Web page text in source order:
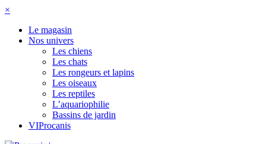
×
Le magasin
Nos univers
Les chiens
Les chats
Les rongeurs et lapins
Les oiseaux
Les reptiles
L’aquariophilie
Bassins de jardin
VIProcanis